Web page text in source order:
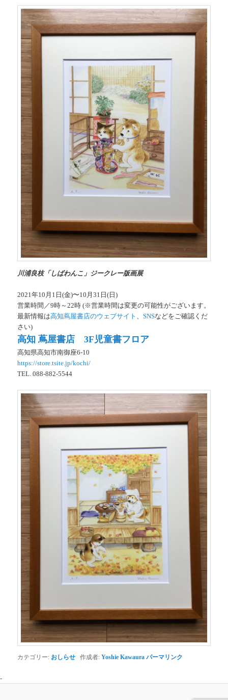
川浦良枝「しばわんこ」ジークレー版画展
2021年10月1日(金)〜10月31日(日)
営業時間／9時～22時 (※営業時間は変更の可能性がございます。
最新情報は高知蔦屋書店のウェブサイト 、SNSなどをご確認くだ
さい)
​​​​​​高知 蔦屋書店 3F児童書フロア
高知県高知市南御座6-10
https://store.tsite.jp/kochi/
TEL. 088-882-5544
カテゴリー: おしらせ 作成者:Yoshie Kawaura パーマリンク
-